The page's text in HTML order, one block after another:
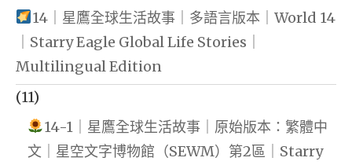
14｜星鷹全球生活故事｜多語言版本｜World 14
｜Starry Eagle Global Life Stories｜
Multilingual Edition
(11)
14-1｜星鷹全球生活故事｜原始版本：繁體中
文｜星空文字博物館（SEWM）第2區｜Starry